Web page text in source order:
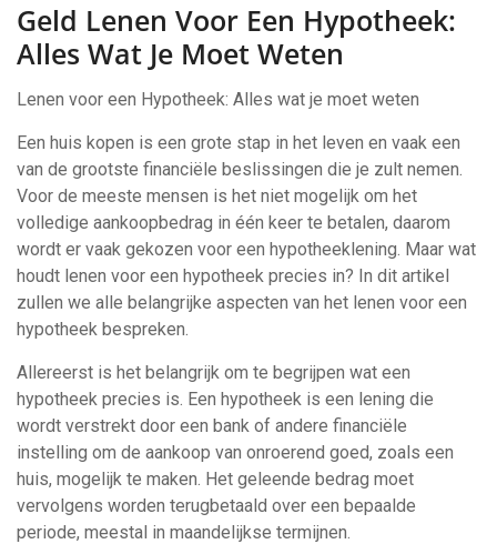
Geld Lenen Voor Een Hypotheek:
Alles Wat Je Moet Weten
Lenen voor een Hypotheek: Alles wat je moet weten
Een huis kopen is een grote stap in het leven en vaak een
van de grootste financiële beslissingen die je zult nemen.
Voor de meeste mensen is het niet mogelijk om het
volledige aankoopbedrag in één keer te betalen, daarom
wordt er vaak gekozen voor een hypotheeklening. Maar wat
houdt lenen voor een hypotheek precies in? In dit artikel
zullen we alle belangrijke aspecten van het lenen voor een
hypotheek bespreken.
Allereerst is het belangrijk om te begrijpen wat een
hypotheek precies is. Een hypotheek is een lening die
wordt verstrekt door een bank of andere financiële
instelling om de aankoop van onroerend goed, zoals een
huis, mogelijk te maken. Het geleende bedrag moet
vervolgens worden terugbetaald over een bepaalde
periode, meestal in maandelijkse termijnen.